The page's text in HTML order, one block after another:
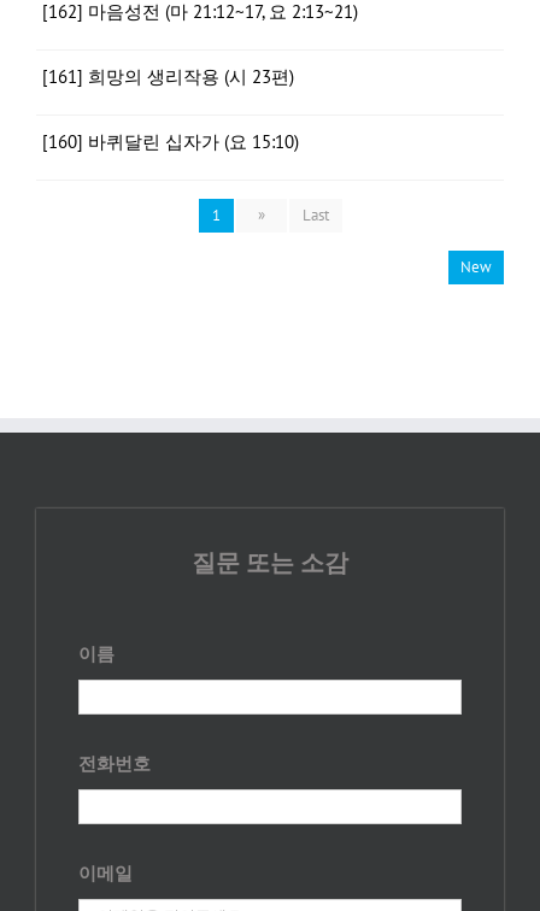
[162] 마음성전 (마 21:12~17, 요 2:13~21)
[161] 희망의 생리작용 (시 23편)
[160] 바퀴달린 십자가 (요 15:10)
1 » Last
New
질문 또는 소감
이름
전화번호
이메일